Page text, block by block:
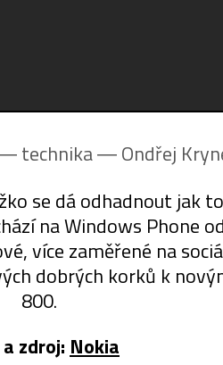
― technika ―Ondřej
se dá odhadnout jak
na Windows Phone
více zaměřené na
dobrých korků k
800.
zdroj: Nokia